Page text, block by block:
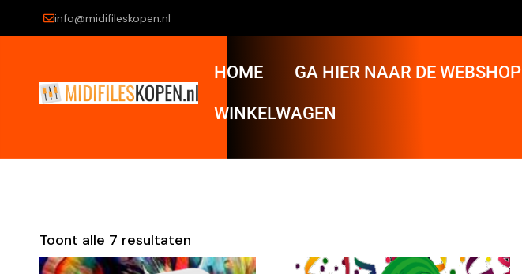
info@midifileskopen.nl
HOME GA HIER NAAR DE WEBSHOP
WINKELWAGEN
Toont alle 7 resultaten